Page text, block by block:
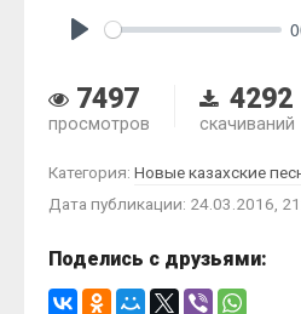
7497
просмотров
4292
скачиваний
Категория: Новые казахские
Дата публикации: 24.03.2016,
Поделись с друзьями: